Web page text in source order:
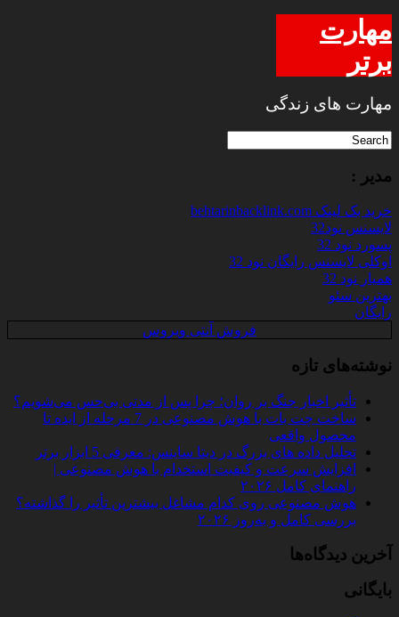
مهارت
برتر
مهارت های زندگی
مدیر :
خرید بک لینک behtarinbacklink.com
لایسنس نود32
پسورد نود 32
اوکلی لایسنس رایگان نود 32
همیار نود 32
بهترین سئو
رایگان
فروش آنتی ویروس
نوشته‌های تازه
تأثیر اخبار جنگ بر روان؛ چرا پس از مدتی بی‌حس می‌شویم؟
ساخت چت‌ بات با هوش مصنوعی در 7 مرحله از ایده تا
محصول واقعی
تحلیل داده‌ های بزرگ در دیتا ساینس: معرفی 5 ابزار برتر
افزایش سرعت و کیفیت استخدام با هوش مصنوعی |
راهنمای کامل ۲۰۲۶
هوش مصنوعی روی کدام مشاغل بیشترین تأثیر را گذاشته؟
بررسی کامل و به‌روز ۲۰۲۶
آخرین دیدگاه‌ها
بایگانی